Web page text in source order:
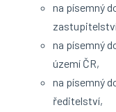
na písemný
na písemný
území ČR,
na písemný
ředitelství,